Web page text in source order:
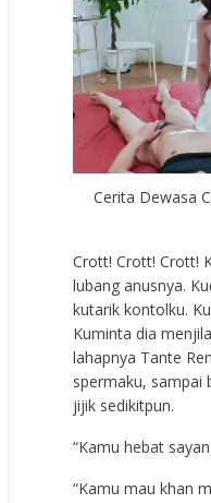
Cerita Dewasa
Crott! Crott! Crott!
lubang anusnya.
kutarik kontolku.
Kuminta dia
lahapnya Tante
spermaku, sampai
jijik sedikitpun.
“Kamu hebat
“Kamu mau khan